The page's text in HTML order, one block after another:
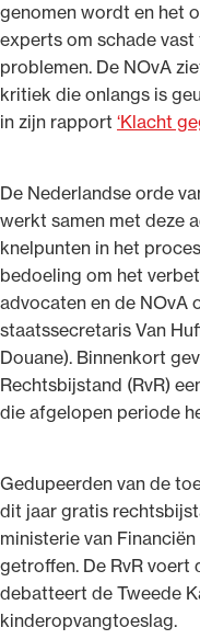
genomen wordt en het
experts om schade
problemen. De NOvA
kritiek die onlangs is
in zijn rapport ‘Klacht
De Nederlandse orde
werkt samen met deze
knelpunten in het
bedoeling om het
advocaten en de NOvA
staatssecretaris Van
Douane). Binnenkort
Rechtsbijstand (RvR)
die afgelopen periode
Gedupeerden van de
dit jaar gratis
ministerie van
getroffen. De RvR voert
debatteert de Tweede
kinderopvangtoeslag.